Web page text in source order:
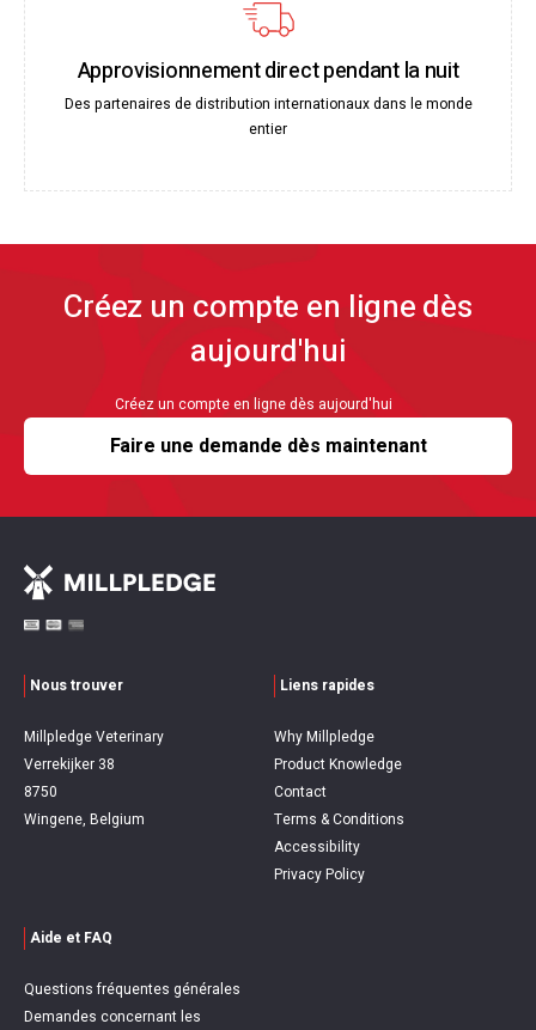
Approvisionnement direct pendant la nuit
Des partenaires de distribution internationaux dans le monde
entier
Créez un compte en ligne dès
aujourd'hui
Créez un compte en ligne dès aujourd'hui
Faire une demande dès maintenant
Nous trouver
Millpledge Veterinary
Verrekijker 38
8750
Wingene, Belgium
Liens rapides
Why Millpledge
Product Knowledge
Contact
Terms & Conditions
Accessibility
Privacy Policy
Aide et FAQ
Questions fréquentes générales
Demandes concernant les